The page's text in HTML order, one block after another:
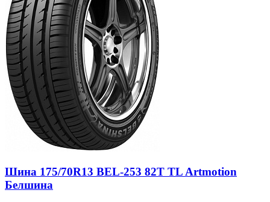
Шина 175/70R13 BEL-253 82T TL Artmotion
Белшина